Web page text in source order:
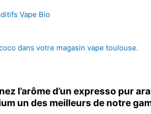
l’arôme d’un expresso pur
un des meilleurs de notre